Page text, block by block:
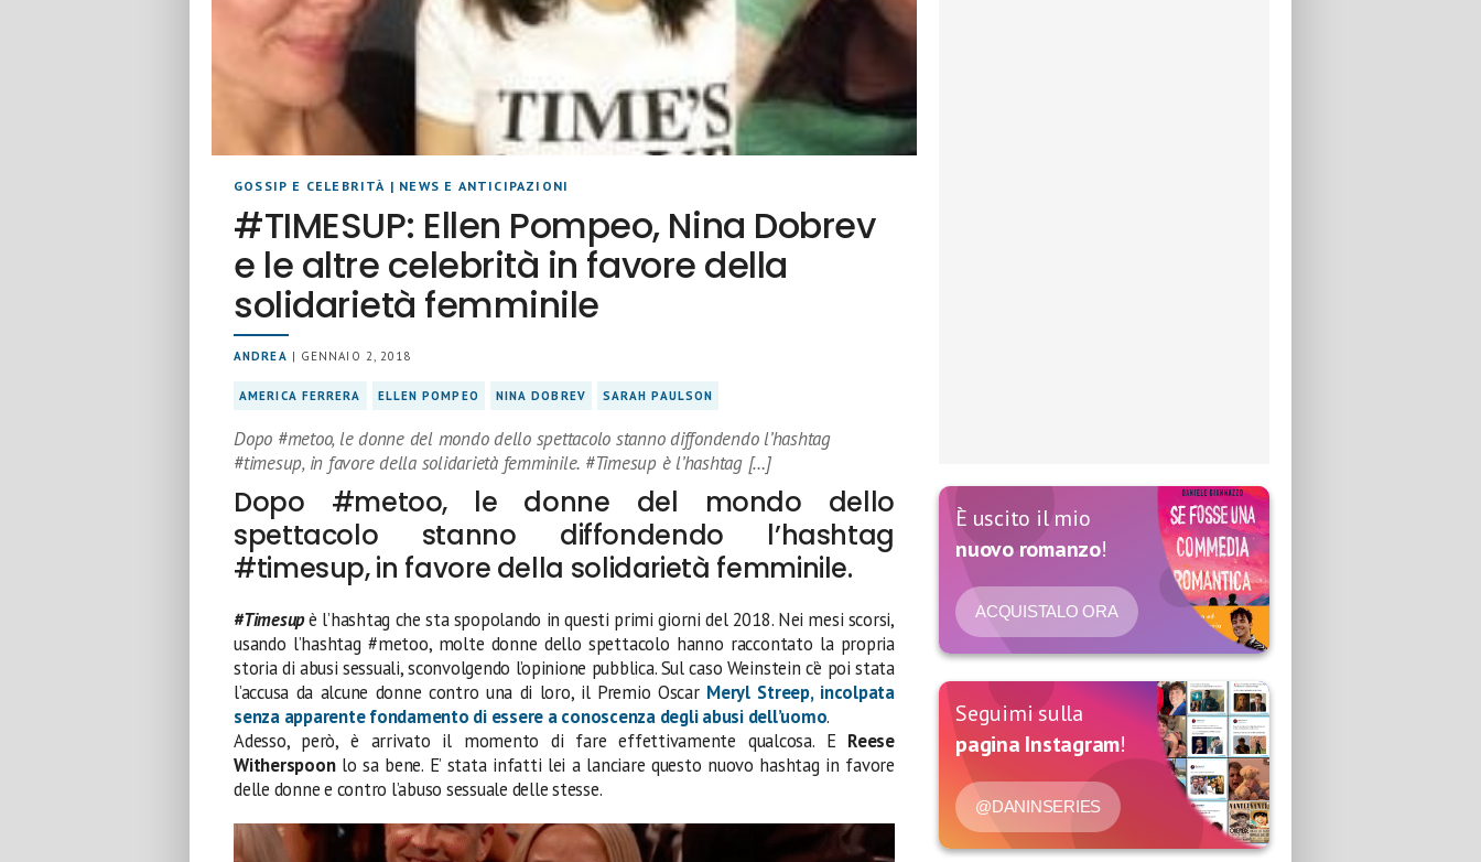
GOSSIP E CELEBRITÀ | NEWS E ANTICIPAZIONI
#TIMESUP: Ellen Pompeo, Nina Dobrev
e le altre celebrità in favore della
solidarietà femminile
ANDREA | GENNAIO 2, 2018
AMERICA FERRERA ELLEN POMPEO NINA DOBREV SARAH PAULSON
Dopo #metoo, le donne del mondo dello spettacolo stanno diffondendo l’hashtag
#timesup, in favore della solidarietà femminile. #Timesup è l’hashtag […]
Dopo #metoo, le donne del mondo dello
spettacolo stanno diffondendo l’hashtag
#timesup, in favore della solidarietà femminile.
#Timesupè l’hashtag che sta spopolando in questi primi giorni del 2018. Nei mesi scorsi,
usando l’hashtag #metoo, molte donne dello spettacolo hanno raccontato la propria
storia di abusi sessuali, sconvolgendo l’opinione pubblica. Sul caso Weinstein c’è poi stata
l’accusa da alcune donne contro una di loro, il Premio Oscar Meryl Streep, incolpata
senza apparente fondamento di essere a conoscenza degli abusi dell’uomo.
Adesso, però, è arrivato il momento di fare effettivamente qualcosa. E Reese
Witherspoonlo sa bene. E’ stata infatti lei a lanciare questo nuovo hashtag in favore
delle donne e contro l’abuso sessuale delle stesse.
È uscito il mio
nuovo romanzo!
ACQUISTALO ORA
Seguimi sulla
pagina Instagram!
@DANINSERIES